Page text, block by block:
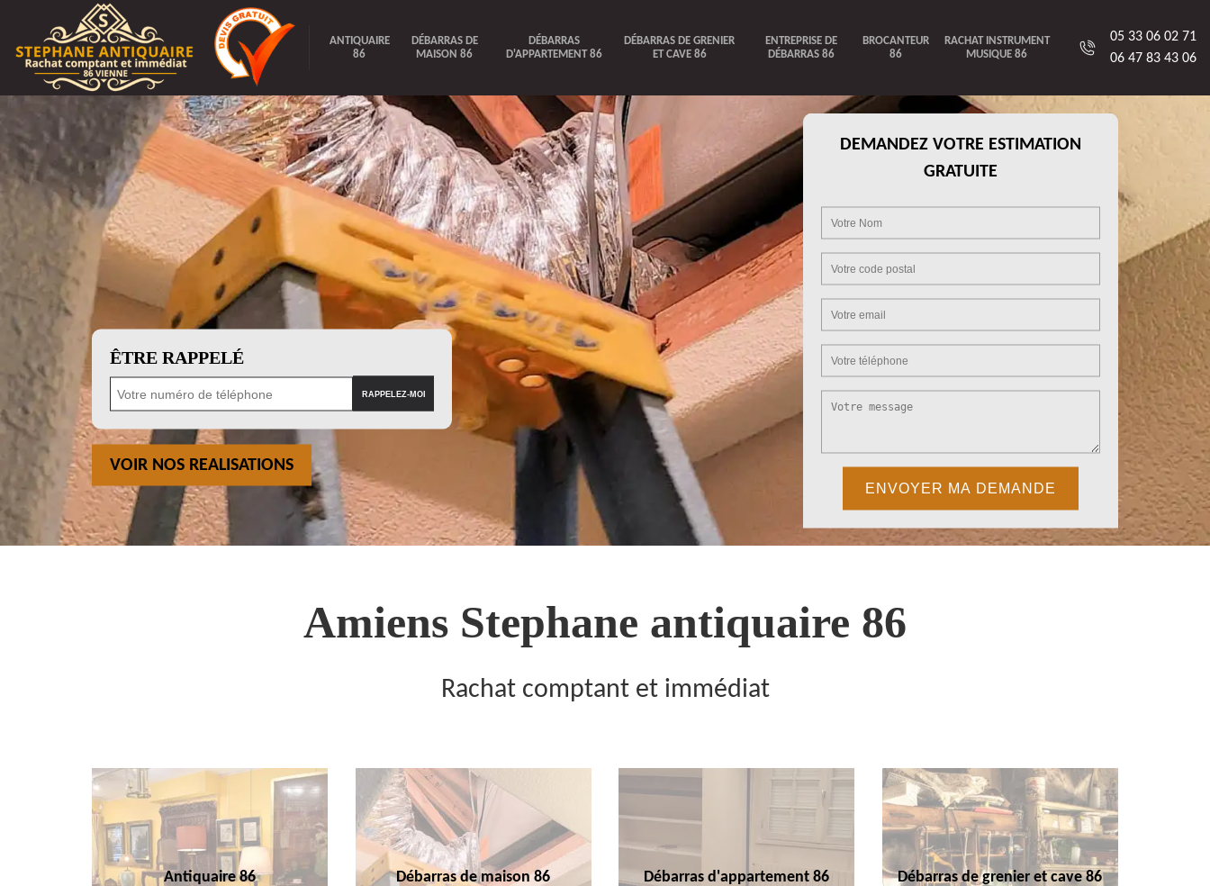
ANTIQUAIRE
86
DÉBARRAS DE
MAISON 86
DÉBARRAS
D'APPARTEMENT 86
DÉBARRAS DE GRENIER
ET CAVE 86
ENTREPRISE DE
DÉBARRAS 86
BROCANTEUR
86
RACHAT INSTRUMENT
MUSIQUE 86
05 33 06 02 71
06 47 83 43 06
ÊTRE RAPPELÉ
VOIR NOS REALISATIONS
DEMANDEZ VOTRE ESTIMATION
GRATUITE
Amiens Stephane antiquaire 86
Rachat comptant et immédiat
Antiquaire 86 Débarras de maison 86 Débarras d'appartement 86 Débarras de grenier et cave 86